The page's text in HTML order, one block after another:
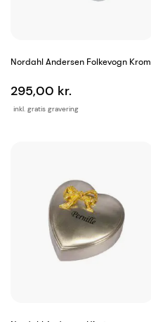
Nordahl Andersen Folkevogn Krom
inkl. gratis gravering
295,00 kr.